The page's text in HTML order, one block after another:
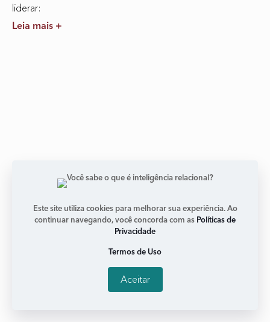
liderar:
Leia mais +
janeiro 11, 2018 Nenhum comentário
No mês de setembro, a Dra. Leny Kyrillos participou da
Semana de Administração e Administração Pública da
UNICAMP. Leny conversou com cerca de 150 alunos na
Este site utiliza cookies para melhorar sua experiência. Ao
continuar navegando, você concorda com as Políticas de
Privacidade
Termos de Uso
Aceitar